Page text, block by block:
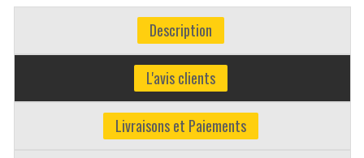
Description
L'avis clients
Livraisons et Paiements